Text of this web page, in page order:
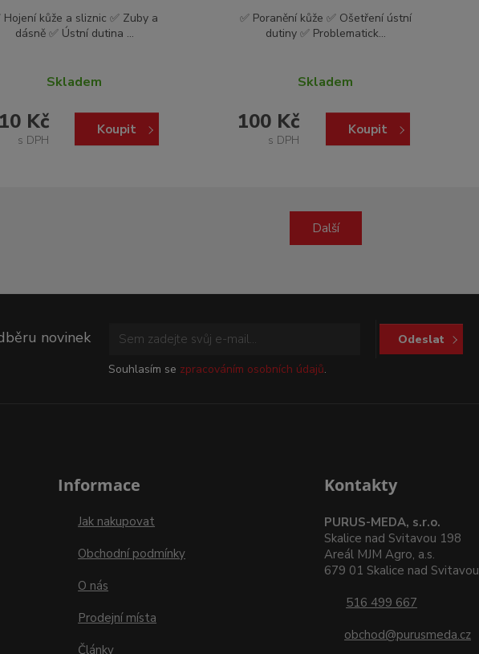
Hojení kůže a sliznic ✅ Zuby a
dásně ✅ Ústní dutina ...
Skladem
Kč
s DPH
Koupit
✅ Poranění kůže ✅ Ošetření ústní
dutiny ✅ Problematick...
Skladem
100 Kč
s DPH
Koupit
Další
novinek
Odeslat
Souhlasím se zpracováním osobních údajů.
Informace
Jak nakupovat
Obchodní podmínky
O nás
Prodejní místa
Články
Kontakty
PURUS-MEDA, s.r.o.
Skalice nad Svitavou 198
Areál MJM Agro, a.s.
679 01 Skalice nad Svitavou
516 499 667
obchod@purusmeda.cz